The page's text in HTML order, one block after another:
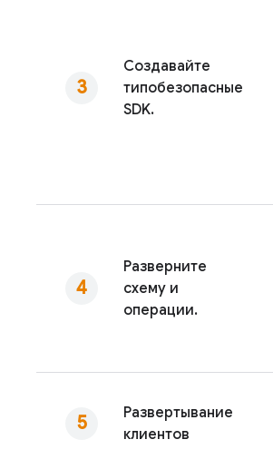
Создавайте
типобезопасные
SDK.
Разверните
схему и
операции.
Развертывание
клиентов